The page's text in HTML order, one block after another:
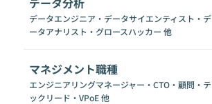
データエンジニア・データサイエンティスト・デ
ータアナリスト・グロースハッカー 他
マネジメント職種
エンジニアリングマネージャー・CTO・顧問・テ
ックリード・VPoE他